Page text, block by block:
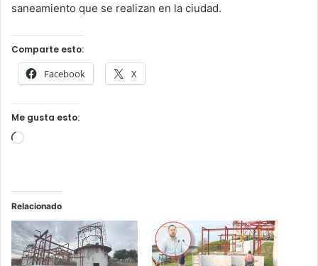
saneamiento que se realizan en la ciudad.
Comparte esto:
Facebook X
Me gusta esto:
Cargando...
Relacionado